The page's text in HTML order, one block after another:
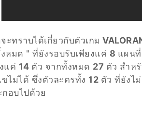
ทราบได้เกี่ยวกับตัวเกม
หมด " ที่ยังรอบรับเพียงแค่ 8 แผน
แค่ 14 ตัว จากทั้งหมด 27 ตัว สำห
ไม่ได้ ซึ่งตัวละครทั้ง 12 ตัว ที่ยังไ
กอบไปด้วย